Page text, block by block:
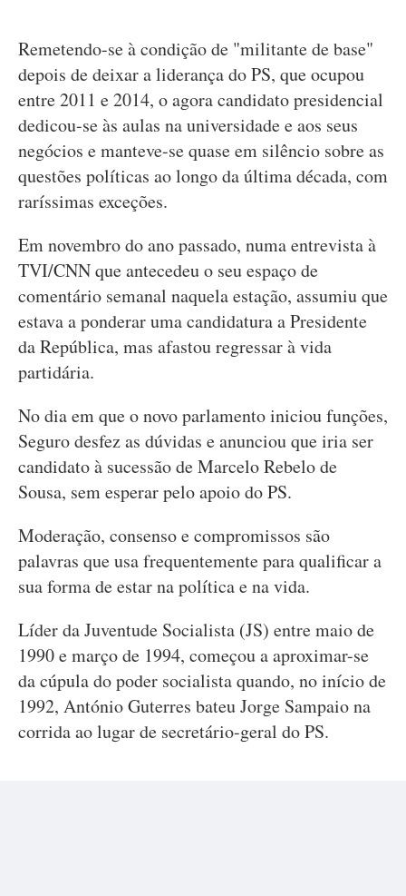
Remetendo-se à condição de "militante de base"
depois de deixar a liderança do PS, que ocupou
entre 2011 e 2014, o agora candidato presidencial
dedicou-se às aulas na universidade e aos seus
negócios e manteve-se quase em silêncio sobre as
questões políticas ao longo da última década, com
raríssimas exceções.
Em novembro do ano passado, numa entrevista à
TVI/CNN que antecedeu o seu espaço de
comentário semanal naquela estação, assumiu que
estava a ponderar uma candidatura a Presidente
da República, mas afastou regressar à vida
partidária.
No dia em que o novo parlamento iniciou funções,
Seguro desfez as dúvidas e anunciou que iria ser
candidato à sucessão de Marcelo Rebelo de
Sousa, sem esperar pelo apoio do PS.
Moderação, consenso e compromissos são
palavras que usa frequentemente para qualificar a
sua forma de estar na política e na vida.
Líder da Juventude Socialista (JS) entre maio de
1990 e março de 1994, começou a aproximar-se
da cúpula do poder socialista quando, no início de
1992, António Guterres bateu Jorge Sampaio na
corrida ao lugar de secretário-geral do PS.